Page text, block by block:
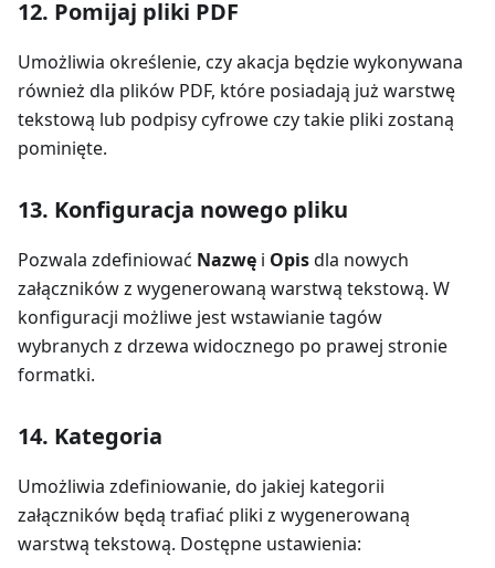
12. Pomijaj pliki PDF
Umożliwia określenie, czy akacja będzie wykonywana
również dla plików PDF, które posiadają już warstwę
tekstową lub podpisy cyfrowe czy takie pliki zostaną
pominięte.
13. Konfiguracja nowego pliku
Pozwala zdefiniować Nazwę i Opisdla nowych
załączników z wygenerowaną warstwą tekstową. W
konfiguracji możliwe jest wstawianie tagów
wybranych z drzewa widocznego po prawej stronie
formatki.
14. Kategoria
Umożliwia zdefiniowanie, do jakiej kategorii
załączników będą trafiać pliki z wygenerowaną
warstwą tekstową. Dostępne ustawienia: